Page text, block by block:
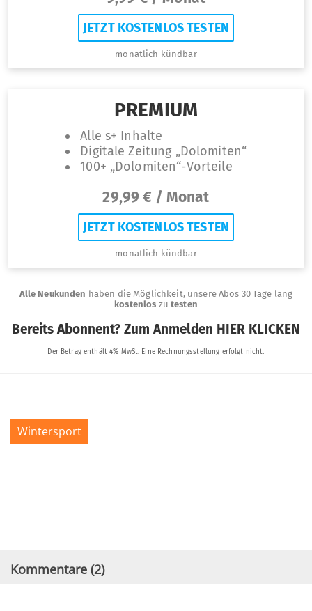
Wintersport
Kommentare (2)